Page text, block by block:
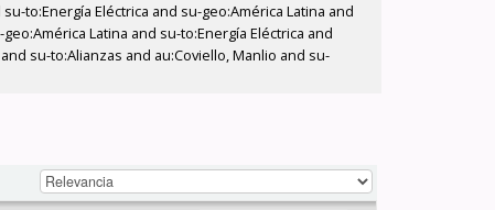
to:Energía Eléctrica and su-geo:América Latina and
Latina and su-to:Energía Eléctrica and
su-to:Alianzas and au:Coviello, Manlio and su-